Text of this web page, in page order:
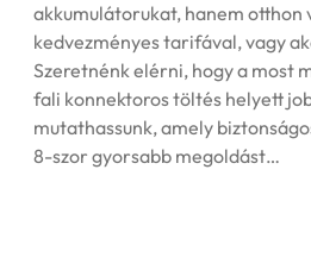
akkumulátorukat, hanem otthon
kedvezményes tarifával, vagy
Szeretnénk elérni, hogy a most
fali konnektoros töltés helyett
mutathassunk, amely
8-szor gyorsabb megoldást…